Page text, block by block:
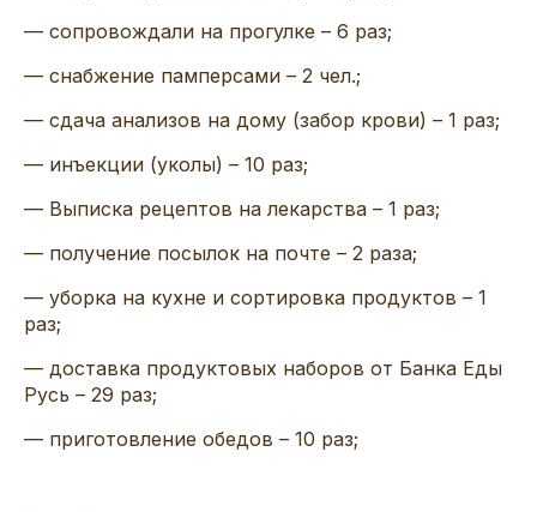
— сопровождали на прогулке – 6 раз;
— снабжение памперсами – 2 чел.;
— сдача анализов на дому (забор крови) – 1 раз;
— инъекции (уколы) – 10 раз;
— Выписка рецептов на лекарства – 1 раз;
— получение посылок на почте – 2 раза;
— уборка на кухне и сортировка продуктов – 1
раз;
— доставка продуктовых наборов от Банка Еды
Русь – 29 раз;
— приготовление обедов – 10 раз;